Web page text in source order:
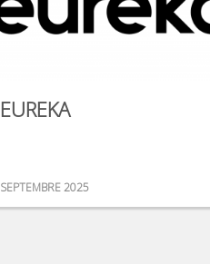
EUREKA
SEPTEMBRE 2025